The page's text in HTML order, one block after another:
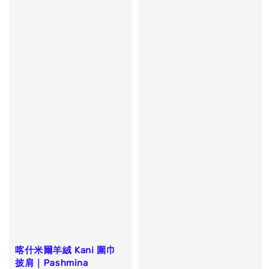
喀什米爾羊絨 Kani 圍巾
披肩｜Pashmina